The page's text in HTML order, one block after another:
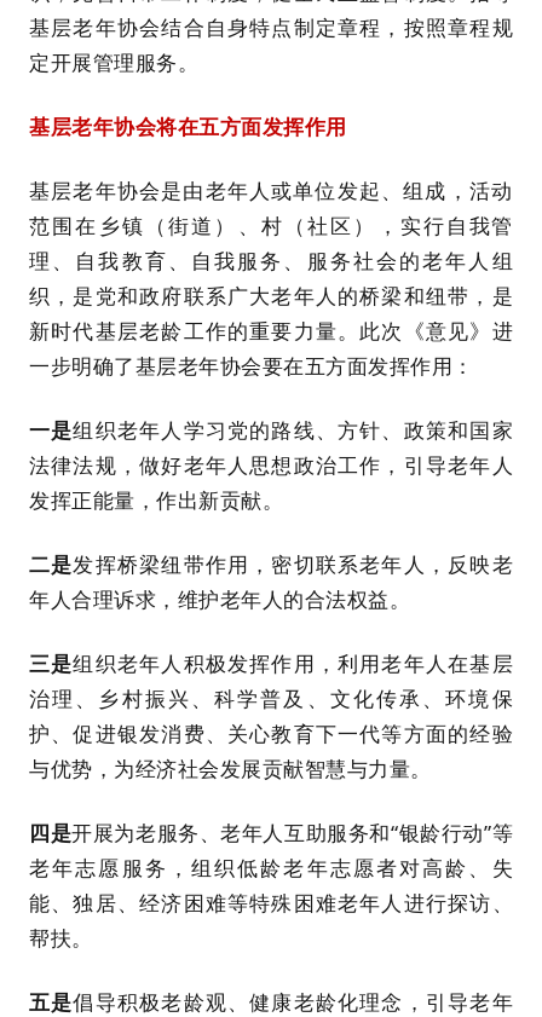
基层老年协会结合自身特点制定章程，按照章程规
定开展管理服务。
基层老年协会将在五方面发挥作用
基层老年协会是由老年人或单位发起、组成，活动
范围在乡镇（街道）、村（社区），实行自我管
理、自我教育、自我服务、服务社会的老年人组
织，是党和政府联系广大老年人的桥梁和纽带，是
新时代基层老龄工作的重要力量。此次《意见》进
一步明确了基层老年协会要在五方面发挥作用：
一是组织老年人学习党的路线、方针、政策和国家
法律法规，做好老年人思想政治工作，引导老年人
发挥正能量，作出新贡献。
二是发挥桥梁纽带作用，密切联系老年人，反映老
年人合理诉求，维护老年人的合法权益。
三是组织老年人积极发挥作用，利用老年人在基层
治理、乡村振兴、科学普及、文化传承、环境保
护、促进银发消费、关心教育下一代等方面的经验
与优势，为经济社会发展贡献智慧与力量。
四是开展为老服务、老年人互助服务和“银龄行动”等
老年志愿服务，组织低龄老年志愿者对高龄、失
能、独居、经济困难等特殊困难老年人进行探访、
帮扶。
五是倡导积极老龄观、健康老龄化理念，引导老年